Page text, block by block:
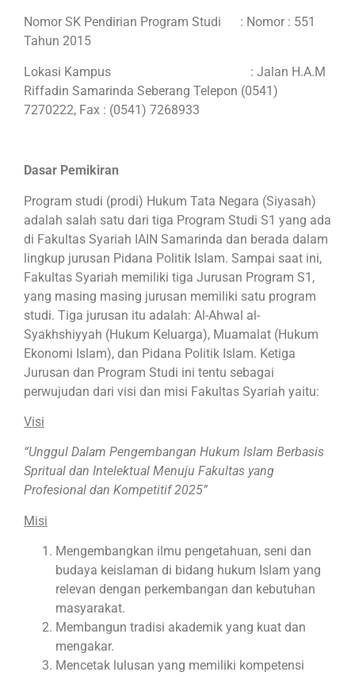
Nomor SK Pendirian Program Studi : Nomor : 551
Tahun 2015
Lokasi Kampus : Jalan H.A.M
Riffadin Samarinda Seberang Telepon (0541)
7270222, Fax : (0541) 7268933
Dasar Pemikiran
Program studi (prodi) Hukum Tata Negara (Siyasah)
adalah salah satu dari tiga Program Studi S1 yang ada
di Fakultas Syariah IAIN Samarinda dan berada dalam
lingkup jurusan Pidana Politik Islam. Sampai saat ini,
Fakultas Syariah memiliki tiga Jurusan Program S1,
yang masing masing jurusan memiliki satu program
studi. Tiga jurusan itu adalah: Al-Ahwal al-
Syakhshiyyah (Hukum Keluarga), Muamalat (Hukum
Ekonomi Islam), dan Pidana Politik Islam. Ketiga
Jurusan dan Program Studi ini tentu sebagai
perwujudan dari visi dan misi Fakultas Syariah yaitu:
Visi
“Unggul Dalam Pengembangan Hukum Islam Berbasis
Spritual dan Intelektual Menuju Fakultas yang
Profesional dan Kompetitif 2025”
Misi
Mengembangkan ilmu pengetahuan, seni dan
budaya keislaman di bidang hukum Islam yang
relevan dengan perkembangan dan kebutuhan
masyarakat.
Membangun tradisi akademik yang kuat dan
mengakar.
Mencetak lulusan yang memiliki kompetensi